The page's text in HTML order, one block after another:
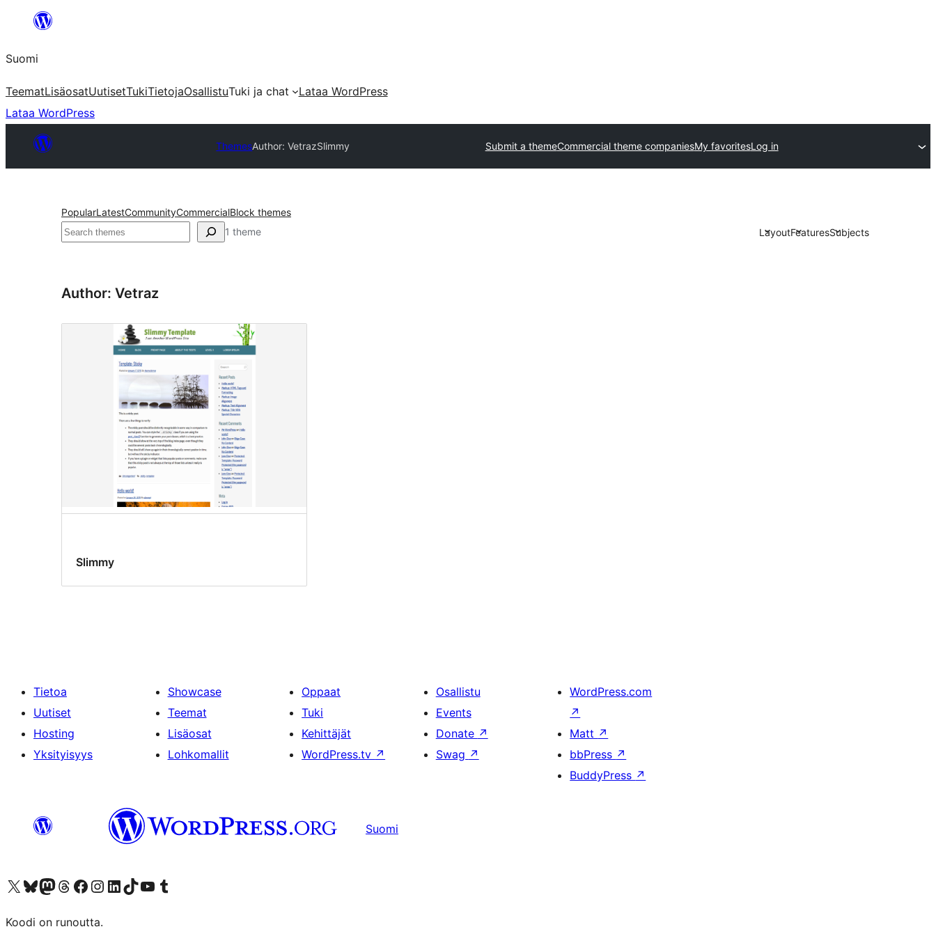
Suomi
TeematLisäosatUutisetTukiTietojaOsallistuTuki ja chat
Lataa WordPress
Lataa WordPress
ThemesAuthor: VetrazSlimmy Submit a themeCommercial theme companiesMy favoritesLog in
PopularLatestCommunityCommercialBlock themes
Etsi 1 theme LayoutFeaturesSubjects
Author: Vetraz
Slimmy
Tietoa
Uutiset
Hosting
Yksityisyys
Showcase
Teemat
Lisäosat
Lohkomallit
Oppaat
Tuki
Kehittäjät
WordPress.tv ↗
Osallistu
Events
Donate ↗
Swag ↗
WordPress.com
↗
Matt ↗
bbPress ↗
BuddyPress ↗
Suomi
Visit our X (formerly Twitter) account
Visit our Bluesky account
Visit our Mastodon account
Visit our Threads account
Visit our Facebook page
Visit our Instagram account
Visit our LinkedIn account
Visit our TikTok account
Näytä YouTube-kanava
Visit our Tumblr account
Koodi on runoutta.